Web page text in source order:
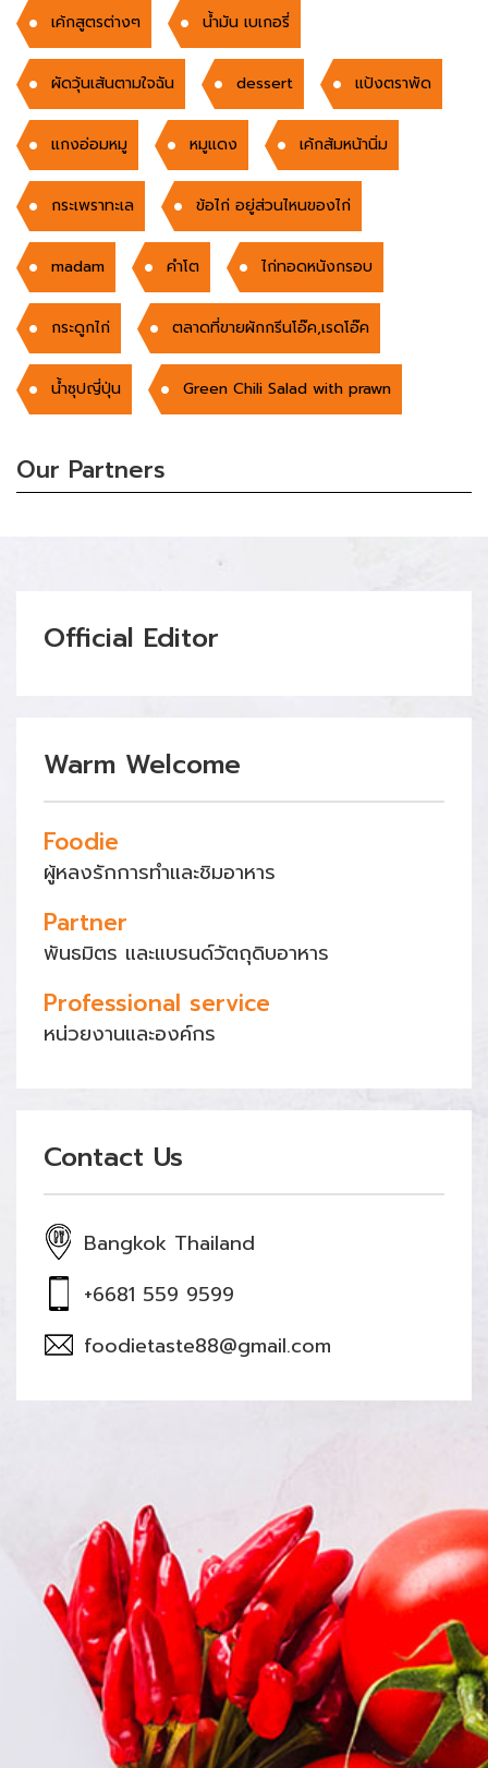
เค้กสูตรต่างๆ น้ำมัน เบเกอรี่
ผัดวุ้นเส้นตามใจฉัน dessert แป้งตราพัด
แกงอ่อมหมู หมูแดง เค้กส้มหน้านิ่ม
กระเพราทะเล ข้อไก่ อยู่ส่วนไหนของไก่
madam คำโต ไก่ทอดหนังกรอบ
กระดูกไก่ ตลาดที่ขายผักกรีนโอ๊ค,เรดโอ๊ค
น้ำซุปญี่ปุ่น Green Chili Salad with prawn
Our Partners
Official Editor
Warm Welcome
Foodie
ผู้หลงรักการทำและชิมอาหาร
Partner
พันธมิตร และแบรนด์วัตถุดิบอาหาร
Professional service
หน่วยงานและองค์กร
Contact Us
Bangkok Thailand
+6681 559 9599
foodietaste88@gmail.com